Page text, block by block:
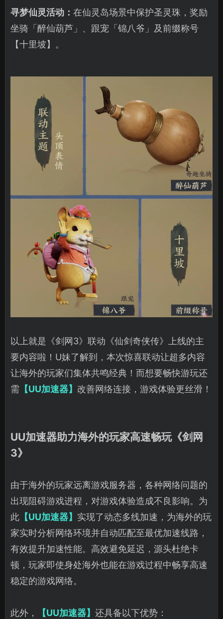
寻梦仙灵活动： 在仙灵岛场景中保护圣灵珠，奖励
坐骑「醉仙葫芦」、跟宠「锦八爷」及前缀称号
【十里坡】。
以上就是《剑网3》联动《仙剑奇侠传》上线的主
要内容啦！U妹了解到，本次惊喜联动让超多内容
让海外的玩家们集体共鸣经典！而想要畅快游玩还
需 【UU加速器】 改善网络连接，游戏体验更丝滑！
UU加速器助力海外的玩家高速畅玩《剑网
3》
由于海外的玩家远离游戏服务器，各种网络问题的
出现阻碍游戏进程，对游戏体验造成不良影响。为
此 【UU加速器】 实现了动态多线加速，为海外的玩
家实时分析网络环境并自动匹配至最优加速线路，
有效提升加速性能。高效避免延迟，源头杜绝卡
顿，玩家即使身处海外也能在游戏过程中畅享高速
稳定的游戏网络。
此外， 【UU加速器】 还具备以下优势：